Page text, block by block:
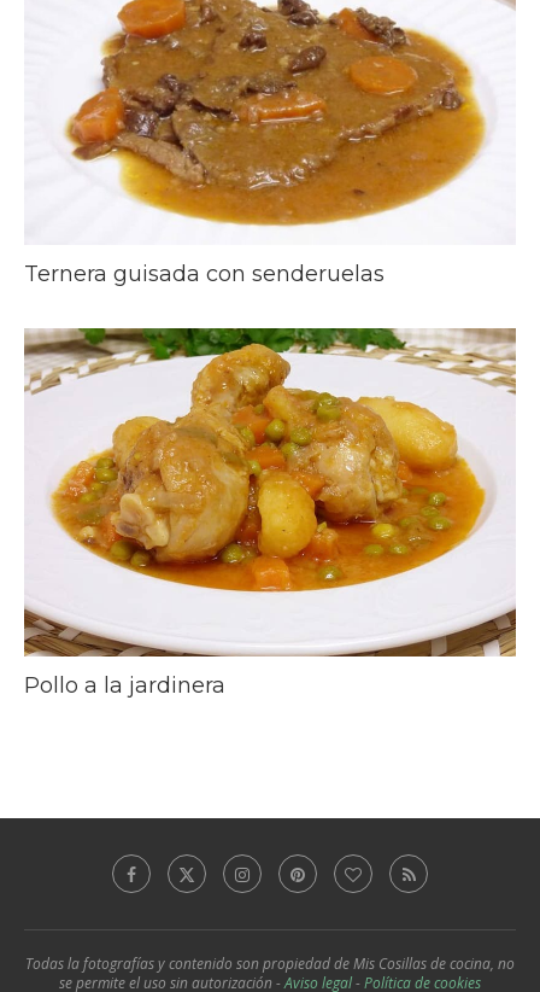
Ternera guisada con senderuelas
Pollo a la jardinera
Todas la fotografías y contenido son propiedad de Mis Cosillas de cocina, no
se permite el uso sin autorización -Aviso legal- Política de cookies